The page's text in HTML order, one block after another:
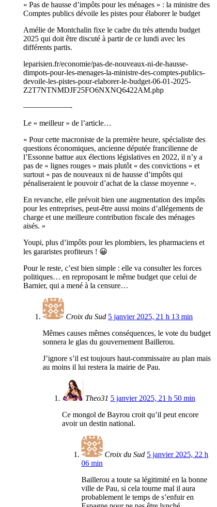
« Pas de hausse d’impôts pour les ménages » : la ministre des
Comptes publics dévoile les pistes pour élaborer le budget
Amélie de Montchalin fixe le cadre du très attendu budget
2025 qui doit être discuté à partir de ce lundi avec les
différents partis.
leparisien.fr/economie/pas-de-nouveaux-ni-de-hausse-
dimpots-pour-les-menages-la-ministre-des-comptes-publics-
devoile-les-pistes-pour-elaborer-le-budget-06-01-2025-
Z2T7NTNMDJF25FO6NXNQ6422AM.php
——————-
Le « meilleur » de l’article…
« Pour cette macroniste de la première heure, spécialiste des
questions économiques, ancienne députée francilienne de
l’Essonne battue aux élections législatives en 2022, il n’y a
pas de « lignes rouges » mais plutôt « des convictions » et
surtout « pas de nouveaux ni de hausse d’impôts qui
pénaliseraient le pouvoir d’achat de la classe moyenne ».
En revanche, elle prévoit bien une augmentation des impôts
pour les entreprises, peut-être aussi moins d’allégements de
charge et une meilleure contribution fiscale des ménages
aisés. »
Youpi, plus d’impôts pour les plombiers, les pharmaciens et
les gararistes profiteurs ! 😀
Pour le reste, c’est bien simple : elle va consulter les forces
politiques… en reproposant le même budget que celui de
Barnier, qui a mené à la censure…
Croix du Sud 5 janvier 2025, 21 h 13 min
Mêmes causes mêmes conséquences, le vote du budget
sonnera le glas du gouvernement Baillerou.
J’ignore s’il est toujours haut-commissaire au plan mais
au moins il lui restera la mairie de Pau.
Theo31 5 janvier 2025, 21 h 50 min
Ce mongol de Bayrou croit qu’il peut encore
avoir un destin national.
Croix du Sud 5 janvier 2025, 22 h
06 min
Baillerou a toute sa légitimité en la bonne
ville de Pau, si cela tourne mal il aura
probablement le temps de s’enfuir en